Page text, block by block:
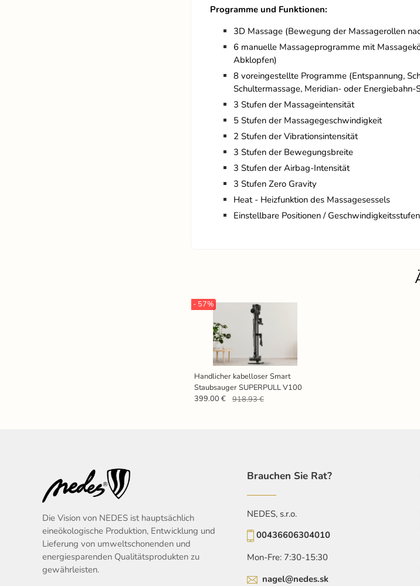
Programme und Funktionen:
3D Massage (Bewegung der Massagerollen
6 manuelle Massageprogramme mit
Abklopfen)
8 voreingestellte Programme (Entspannung,
Schultermassage, Meridian- oder
3 Stufen der Massageintensität
5 Stufen der Massagegeschwindigkeit
2 Stufen der Vibrationsintensität
3 Stufen der Bewegungsbreite
3 Stufen der Airbag-Intensität
3 Stufen Zero Gravity
Heat - Heizfunktion des Massagesessels
Einstellbare Positionen /
Handlicher kabelloser Smart
Staubsauger SUPERPULL V100
- 57%
399.00 € 918.93 €
Die Vision von NEDES ist hauptsächlich
eineökologische Produktion, Entwicklung und
Lieferung von umweltschonenden und
energiesparenden Qualitätsprodukten zu
gewährleisten.
Brauchen Sie Rat?
NEDES, s.r.o.
00436606304010
Mon-Fre: 7:30-15:30
nagel@nedes.sk